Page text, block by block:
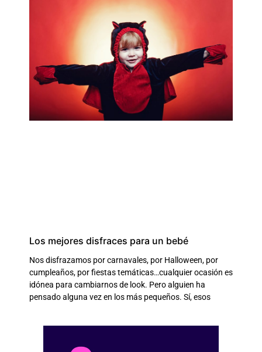
Los mejores disfraces para un bebé
Nos disfrazamos por carnavales, por Halloween, por
cumpleaños, por fiestas temáticas…cualquier ocasión es
idónea para cambiarnos de look. Pero alguien ha
pensado alguna vez en los más pequeños. Sí, esos